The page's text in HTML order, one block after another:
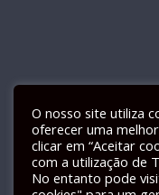
Livro de Reclamações
O nosso site utiliza
oferecer uma
clicar em “Aceitar
com a utilização de
No entanto pode